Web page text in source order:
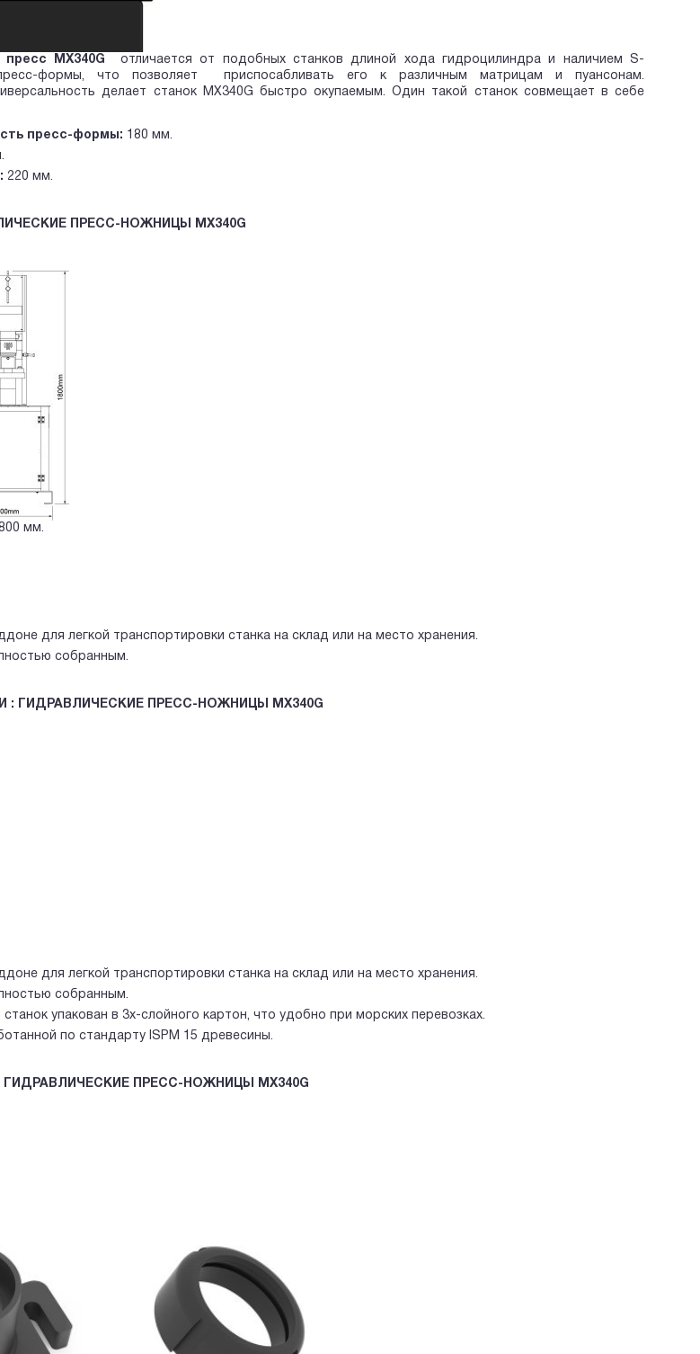
пресс МХ340G отличается от подобных станков длиной хода гидроцилиндра и наличием S-
формы, что позволяет приспосабливать его к различным матрицам и пуансонам.
делает станок МХ340G быстро окупаемым. Один такой станок совмещает в себе
пресс-формы: 180 мм.
220 мм.
ПРЕСС-НОЖНИЦЫ MX340G
мм.
для легкой транспортировки станка на склад или на место хранения.
собранным.
: ГИДРАВЛИЧЕСКИЕ ПРЕСС-НОЖНИЦЫ MX340G
для легкой транспортировки станка на склад или на место хранения.
собранным.
упакован в 3х-слойного картон, что удобно при морских перевозках.
по стандарту ISPM 15 древесины.
ПРЕСС-НОЖНИЦЫ MX340G